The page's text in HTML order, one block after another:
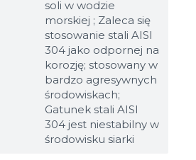
soli w wodzie
morskiej ; Zaleca się
stosowanie stali AISI
304 jako odpornej na
korozję; stosowany w
bardzo agresywnych
środowiskach;
Gatunek stali AISI
304 jest niestabilny w
środowisku siarki